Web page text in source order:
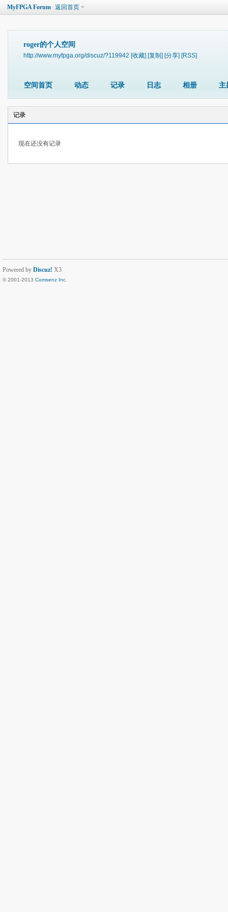
MyFPGA Forum 返回首页
roger的个人空间
http://www.myfpga.org/discuz/?119942 [收藏] [复制] [分享] [RSS]
空间首页 动态 记录 日志 相册 主
记录
现在还没有记录
Powered by Discuz! X3
© 2001-2013 Comsenz Inc.